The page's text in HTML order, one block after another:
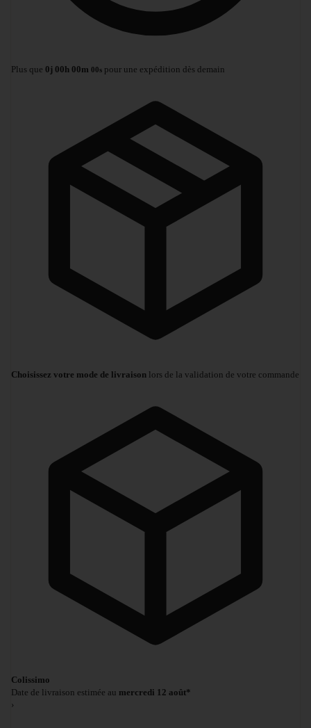
Plus que 0j 00h 00m 00s pour une expédition dès demain
Choisissez votre mode de livraison lors de la validation de votre commande
Colissimo
Date de livraison estimée au mercredi 12 août*
›